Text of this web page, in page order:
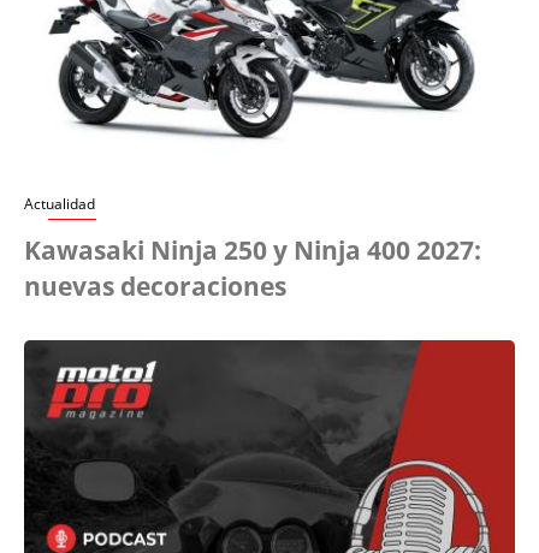
Actualidad
Kawasaki Ninja 250 y Ninja 400 2027:
nuevas decoraciones